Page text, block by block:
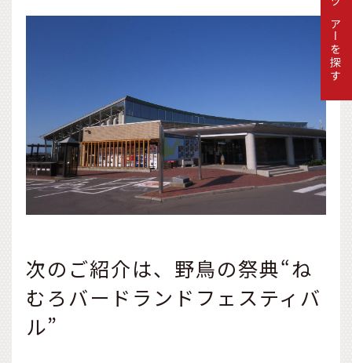
次のご紹介は、野鳥の祭典“ね
むろバードランドフェスティバ
ル”
ツアーを探す